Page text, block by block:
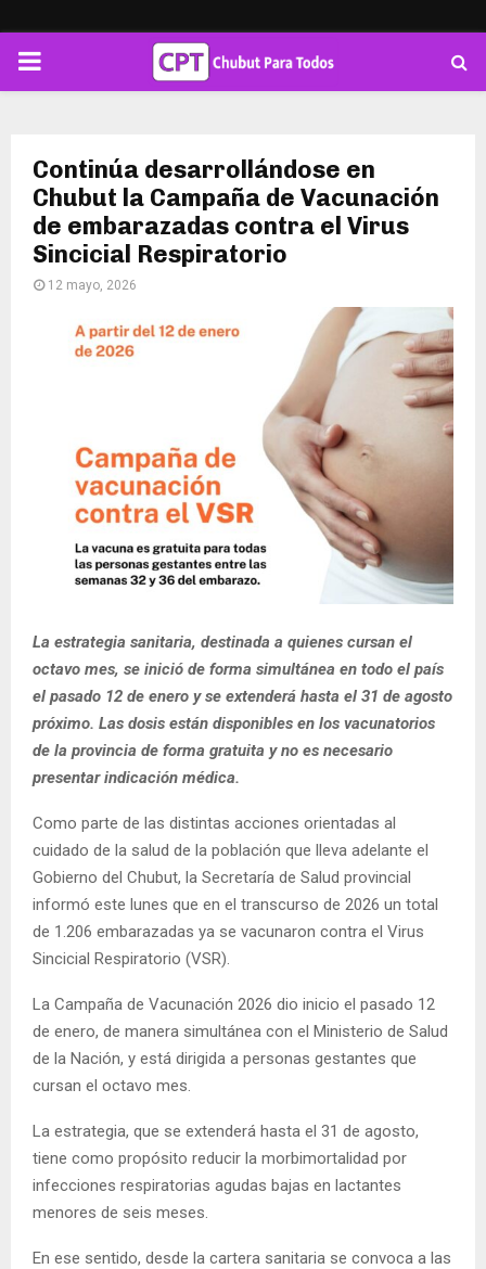
PRIMARY
Continúa desarrollándose en
Chubut la Campaña de Vacunación
de embarazadas contra el Virus
Sincicial Respiratorio
12 mayo, 2026
La estrategia sanitaria, destinada a quienes cursan el
octavo mes, se inició de forma simultánea en todo el país
el pasado 12 de enero y se extenderá hasta el 31 de agosto
próximo. Las dosis están disponibles en los vacunatorios
de la provincia de forma gratuita y no es necesario
presentar indicación médica.
Como parte de las distintas acciones orientadas al
cuidado de la salud de la población que lleva adelante el
Gobierno del Chubut, la Secretaría de Salud provincial
informó este lunes que en el transcurso de 2026 un total
de 1.206 embarazadas ya se vacunaron contra el Virus
Sincicial Respiratorio (VSR).
La Campaña de Vacunación 2026 dio inicio el pasado 12
de enero, de manera simultánea con el Ministerio de Salud
de la Nación, y está dirigida a personas gestantes que
cursan el octavo mes.
La estrategia, que se extenderá hasta el 31 de agosto,
tiene como propósito reducir la morbimortalidad por
infecciones respiratorias agudas bajas en lactantes
menores de seis meses.
En ese sentido, desde la cartera sanitaria se convoca a las